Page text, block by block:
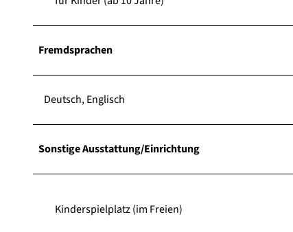
Fremdsprachen
Deutsch, Englisch
Sonstige Ausstattung/Einrichtung
Kinderspielplatz (im Freien)